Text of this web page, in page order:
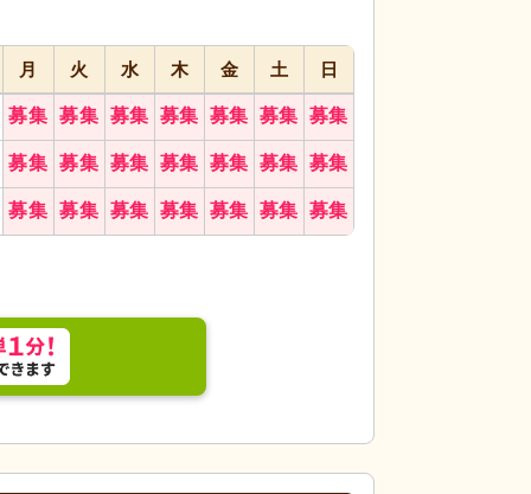
月 火 水 木 金 土 日
募集 募集 募集 募集 募集 募集 募集
募集 募集 募集 募集 募集 募集 募集
募集 募集 募集 募集 募集 募集 募集